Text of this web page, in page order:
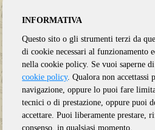
INFORMATIVA
Questo sito o gli strumenti terzi da
di cookie necessari al
nella cookie policy. Se vuoi saperne
cookie policy. Qualora non accettassi
navigazione, oppure lo puoi fare
tecnici o di prestazione, oppure puoi
accettare. Puoi liberamente prestare,
consenso, in qualsiasi momento.